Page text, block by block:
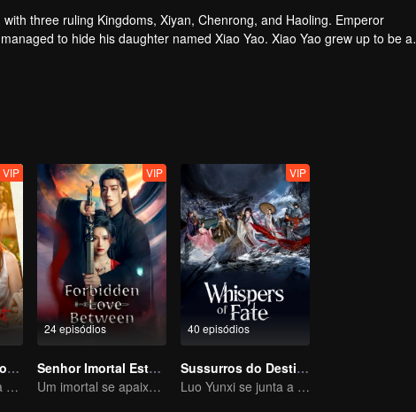
three ruling Kingdoms, Xiyan, Chenrong, and Haoling. Emperor
to hide his daughter named Xiao Yao. Xiao Yao grew up to be a
happened to her. She then lost her identity and her real apperance. She
VIP
Amor Como um Contrato
Cinderela retorna à alta sociedade e encontra o amor com o presidente
24 episódios
VIP
Senhor Imortal Está Em Apuros
Um imortal se apaixona por uma bruxa
40 episódios
VIP
Sussurros do Destino
Luo Yunxi se junta a uma equipe para se aventurar no mundo das artes marciais